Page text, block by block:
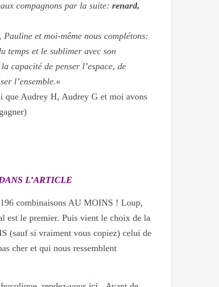
compagnons par la suite: renard,
et moi-même nous complétons:
temps et le sublimer avec son
capacité de penser l’espace, de
l’ensemble.«
que Audrey H, Audrey G et moi avons
L’ARTICLE
combinaisons AU MOINS ! Loup,
est le premier. Puis vient le choix de la
(sauf si vraiment vous copiez) celui de
cher et qui nous ressemblent